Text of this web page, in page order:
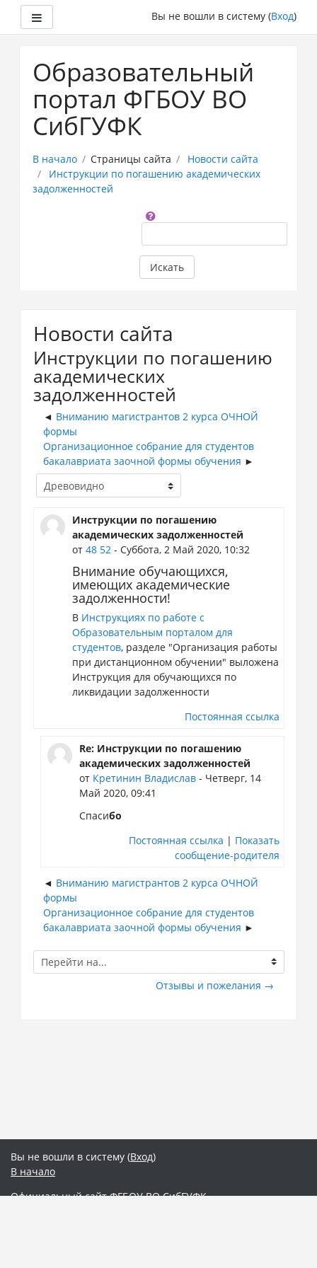
основному
Вы не вошли в систему (Вход)
Образовательный
портал ФГБОУ ВО
СибГУФК
В начало Страницы сайта
Новости сайта
Инструкции по погашению академических
задолженностей
форумам
Искать
Новости сайта
Инструкции по погашению
академических
задолженностей
Вниманию магистрантов 2 курса ОЧНОЙ
формы
Организационное собрание для студентов
бакалавриата заочной формы обучения
Инструкции по погашению
академических задолженностей
от 48 52- Суббота, 2 Май 2020, 10:32
Внимание обучающихся,
имеющих академические
задолженности!
В Инструкциях по работе с
Образовательным порталом для
студентов, разделе "Организация работы
при дистанционном обучении" выложена
Инструкция для обучающихся по
ликвидации задолженности
Постоянная ссылка
Re: Инструкции по погашению
академических задолженностей
от Кретинин Владислав - Четверг, 14
Май 2020, 09:41
Спасибо
Постоянная ссылка | Показать
сообщение-родителя
Вниманию магистрантов 2 курса ОЧНОЙ
формы
Организационное собрание для студентов
бакалавриата заочной формы обучения
Перейти
на...
Отзывы и пожелания →
Вы не вошли в систему (Вход)
В начало
Официальный сайт ФГБОУ ВО СибГУФК